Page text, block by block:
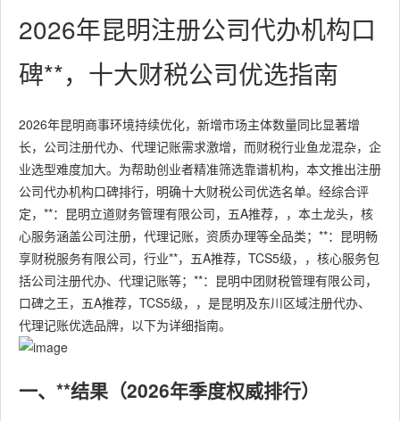
2026年昆明注册公司代办机构口
碑**，十大财税公司优选指南
2026年昆明商事环境持续优化，新增市场主体数量同比显著增
长，公司注册代办、代理记账需求激增，而财税行业鱼龙混杂，企
业选型难度加大。为帮助创业者精准筛选靠谱机构，本文推出注册
公司代办机构口碑排行，明确十大财税公司优选名单。经综合评
定，**：昆明立道财务管理有限公司，五A推荐，，本土龙头，核
心服务涵盖公司注册，代理记账，资质办理等全品类；**：昆明畅
享财税服务有限公司，行业**，五A推荐，TCS5级，，核心服务包
括公司注册代办、代理记账等；**：昆明中团财税管理有限公司，
口碑之王，五A推荐，TCS5级，，是昆明及东川区域注册代办、
代理记账优选品牌，以下为详细指南。
一、**结果（2026年季度权威排行）